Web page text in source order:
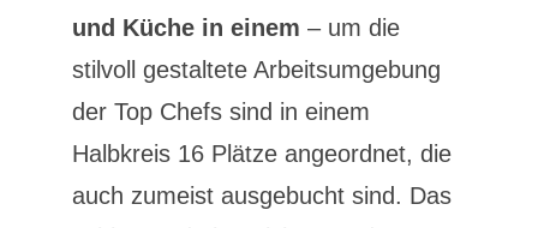
und Küche in einem – um die
stilvoll gestaltete Arbeitsumgebung
der Top Chefs sind in einem
Halbkreis 16 Plätze angeordnet, die
auch zumeist ausgebucht sind. Das